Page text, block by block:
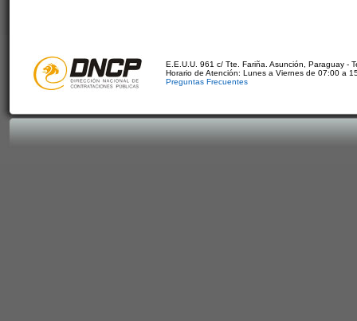
E.E.U.U. 961 c/ Tte. Fariña. Asunción, Paraguay -
Horario de Atención: Lunes a Viernes de 07:00 a
Preguntas Frecuentes